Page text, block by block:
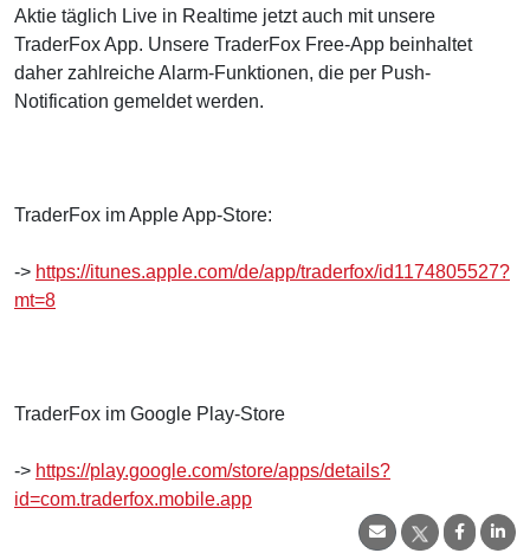
Aktie täglich Live in Realtime jetzt auch mit unsere
TraderFox App. Unsere TraderFox Free-App beinhaltet
daher zahlreiche Alarm-Funktionen, die per Push-
Notification gemeldet werden.
TraderFox im Apple App-Store:
-> https://itunes.apple.com/de/app/traderfox/id1174805527?
mt=8
TraderFox im Google Play-Store
-> https://play.google.com/store/apps/details?
id=com.traderfox.mobile.app